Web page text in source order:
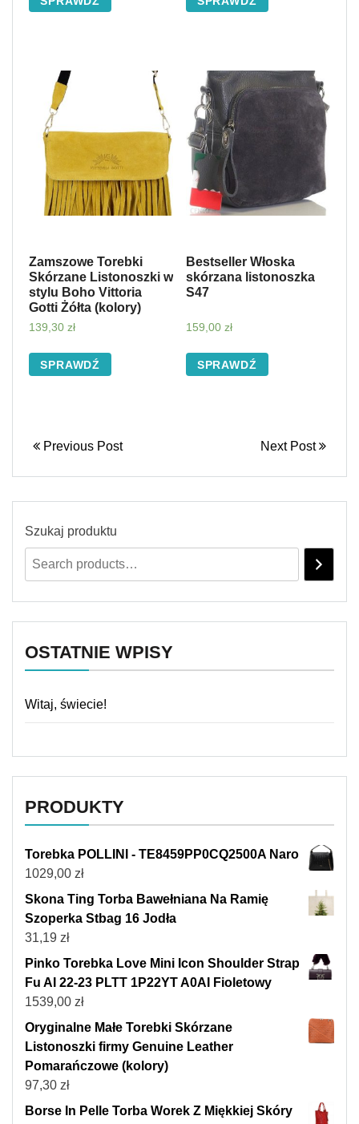
Zamszowe Torebki
Skórzane Listonoszki w
stylu Boho Vittoria
Gotti Żółta (kolory)
139,30 zł
SPRAWDŹ
Bestseller Włoska
skórzana listonoszka
S47
159,00 zł
SPRAWDŹ
Previous Post Next Post
Szukaj produktu
OSTATNIE WPISY
Witaj, świecie!
PRODUKTY
Torebka POLLINI - TE8459PP0CQ2500A Naro
1029,00 zł
Skona Ting Torba Bawełniana Na Ramię
Szoperka Stbag 16 Jodła
31,19 zł
Pinko Torebka Love Mini Icon Shoulder Strap
Fu AI 22-23 PLTT 1P22YT A0AI Fioletowy
1539,00 zł
Oryginalne Małe Torebki Skórzane
Listonoszki firmy Genuine Leather
Pomarańczowe (kolory)
97,30 zł
Borse In Pelle Torba Worek Z Miękkiej Skóry